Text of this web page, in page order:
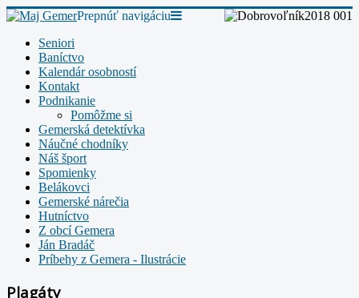
Prepnúť navigáciu
Seniori
Baníctvo
Kalendár osobností
Kontakt
Podnikanie
Pomôžme si
Gemerská detektívka
Náučné chodníky
Náš šport
Spomienky
Belákovci
Gemerské nárečia
Hutníctvo
Z obcí Gemera
Ján Bradáč
Príbehy z Gemera - Ilustrácie
Plagáty